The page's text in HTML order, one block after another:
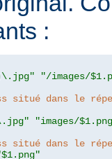
:
"/images/
situé dans le
"images/
situé dans le